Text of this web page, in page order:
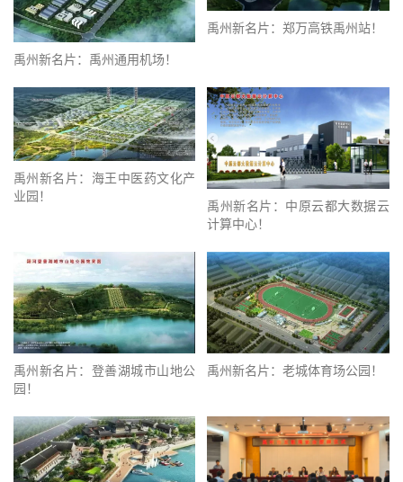
禹州新名片：禹州通用机场！
禹州新名片：郑万高铁禹州站！
禹州新名片：海王中医药文化产
业园！
禹州新名片：中原云都大数据云
计算中心！
禹州新名片：登善湖城市山地公
园！
禹州新名片：老城体育场公园！